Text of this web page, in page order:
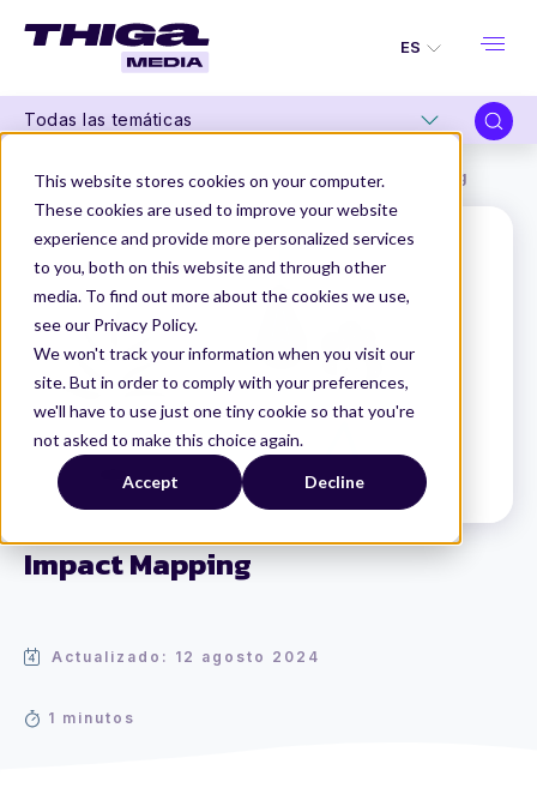
This website stores cookies on your computer.
These cookies are used to improve your website
experience and provide more personalized services
to you, both on this website and through other
media. To find out more about the cookies we use,
see our Privacy Policy.
We won't track your information when you visit our
site. But in order to comply with your preferences,
we'll have to use just one tiny cookie so that you're
not asked to make this choice again.
Accept Decline
ES
Todas las temáticas
Impact Mapping
Actualizado: 12 agosto 2024
1 minutos
Thiga Media Glosario de Producto Impact Mapping